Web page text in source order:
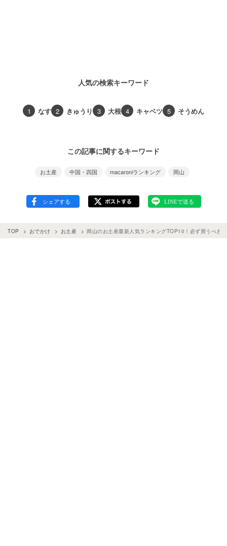
人気の検索キーワード
1 なす 2 きゅうり 3 大根 4 キャベツ 5 そうめん
この記事に関するキーワード
お土産 中国・四国 macaroniランキング 岡山
TOP おでかけ お土産 岡山のお土産最新人気ランキングTOP10！必ず買うべき